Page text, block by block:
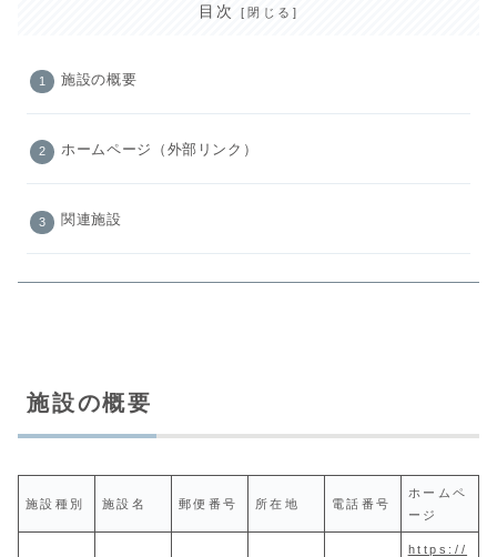
目次
施設の概要
ホームページ（外部リンク）
関連施設
施設の概要
施設種別 施設名 郵便番号 所在地 電話番号
ホームペ
ージ
https://